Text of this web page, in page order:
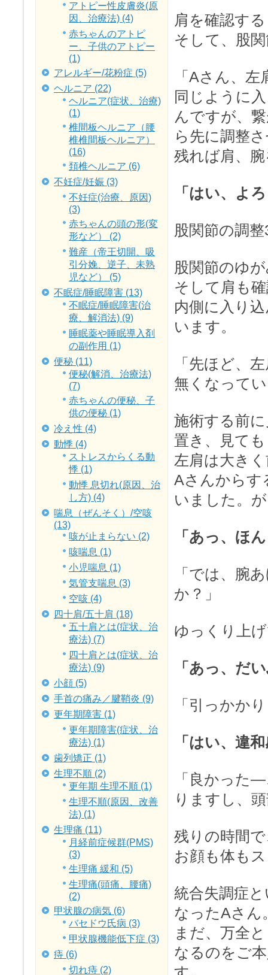
肩を確認す
そして、股
「Aさん、
同じように
んですが、
ら先に調整
残れば肩、
「はい、よ
股関節の調
股関節のゆ
そして肩も
内側に入り
います。
「先ほど、
無くなって
施術する前
置き、見て
左肩は大き
Aさんからす
いました。
「あっ、ほ
「では、腕
か？」
ゆっくり上
「あっ、だ
「引っかか
「はい、違
「良かった
りますし、
残りの時間
お顔も体も
統合失調症
なったAさん
まだ、万全
なるのをご
アトピー性皮膚炎(原
因、治療法) (4)
赤ちゃんのアトピ
ー、子供のアトピー
(1)
アレルギー/花粉症 (5)
ヘルニア (22)
ヘルニア(症状、治療)
(1)
椎間板ヘルニア（腰
椎椎間板ヘルニア）
(16)
頚椎ヘルニア (6)
不妊症/妊娠 (3)
不妊症(治療、原因)
(3)
赤ちゃんの頭の形(変
形など） (2)
難産（帝王切開、吸
引分娩、逆子、未熟
児など） (5)
不眠症/睡眠障害 (13)
不眠症/睡眠障害(治
療、解消法) (9)
睡眠薬や睡眠導入剤
の副作用 (1)
便秘 (11)
便秘(解消、治療法)
(7)
赤ちゃんの便秘、子
供の便秘 (1)
冷え性 (4)
動悸 (4)
ストレスからくる動
悸 (1)
動悸 息切れ(原因、治
し方) (4)
喘息（ぜんそく）/空咳
(13)
咳が止まらない (2)
咳喘息 (1)
小児喘息 (1)
気管支喘息 (3)
空咳 (4)
四十肩/五十肩 (18)
五十肩とは(症状、治
療法) (7)
四十肩とは(症状、治
療法) (9)
小顔 (5)
手首の痛み／腱鞘炎 (9)
更年期障害 (1)
更年期障害(症状、治
療法) (1)
歯列矯正 (1)
生理不順 (2)
更年期 生理不順 (1)
生理不順(原因、改善
法) (1)
生理痛 (11)
月経前症候群(PMS)
(3)
生理痛 緩和 (5)
生理痛(頭痛、腰痛)
(2)
甲状腺の病気 (6)
バセドウ氏病 (3)
甲状腺機能低下症 (3)
痔 (6)
切れ痔 (2)